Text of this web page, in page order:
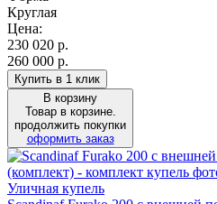
Круглая
Цена:
230 020 р.
260 000 р.
Купить в 1 клик
В корзину
Товар в корзине.
продолжить покупки
оформить заказ
Уличная купель